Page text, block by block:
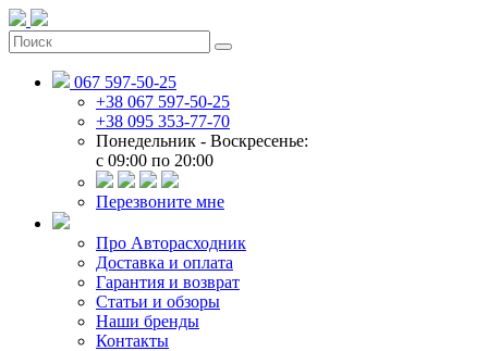
067 597-50-25
+38 067 597-50-25
+38 095 353-77-70
Понедельник - Воскресенье:
c 09:00 по 20:00
Перезвоните мне
Про Авторасходник
Доставка и оплата
Гарантия и возврат
Статьи и обзоры
Наши бренды
Контакты